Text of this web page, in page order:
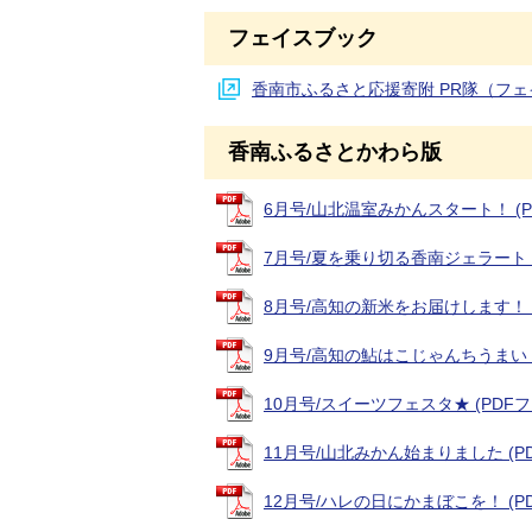
フェイスブック
香南市ふるさと応援寄附 PR隊（フ
香南ふるさとかわら版
6月号/山北温室みかんスタート！
7月号/夏を乗り切る香南ジェラー
8月号/高知の新米をお届けします
9月号/高知の鮎はこじゃんちうま
10月号/スイーツフェスタ★ (PDF
11月号/山北みかん始まりました
12月号/ハレの日にかまぼこを！